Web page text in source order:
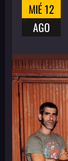
MIÉ 12
AGO